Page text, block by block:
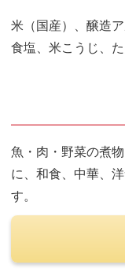
米（国産）、醸造
食塩、米こうじ、
魚・肉・野菜の煮
に、和食、中華、
す。